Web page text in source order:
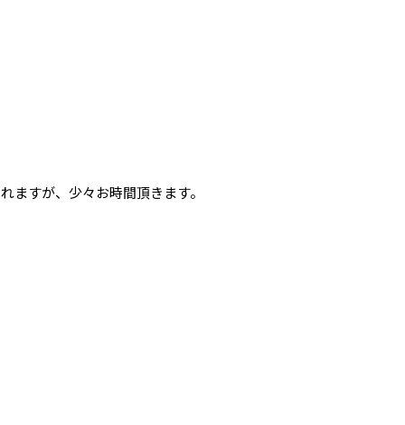
れますが、少々お時間頂きます。